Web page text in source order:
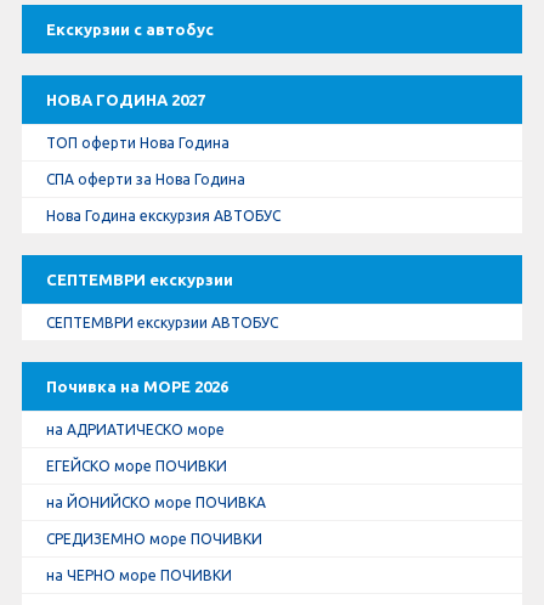
Стандартен Формуляр
КОНТАКТИ
Екскурзии с автобус
НОВА ГОДИНА 2027
ТОП оферти Нова Година
СПА оферти за Нова Година
Нова Година екскурзия АВТОБУС
СЕПТЕМВРИ екскурзии
СЕПТЕМВРИ екскурзии АВТОБУС
Почивка на МОРЕ 2026
на АДРИАТИЧЕСКО море
ЕГЕЙСКО море ПОЧИВКИ
на ЙОНИЙСКО море ПОЧИВКА
СРЕДИЗЕМНО море ПОЧИВКИ
на ЧЕРНО море ПОЧИВКИ